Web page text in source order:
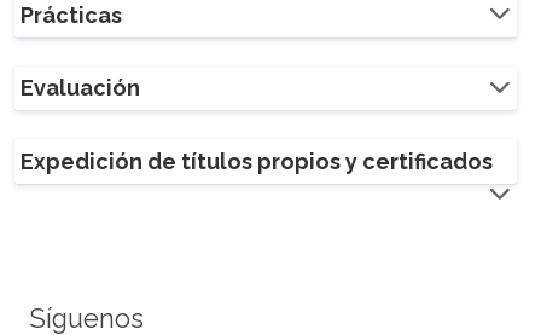
Prácticas
Evaluación
Expedición de títulos propios y certificados
Síguenos